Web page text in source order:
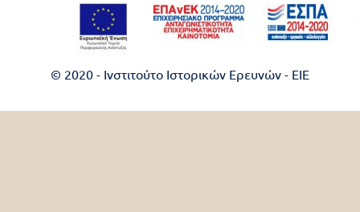
© 2020 - Ινστιτούτο Ιστορικών Ερευνών - EIE